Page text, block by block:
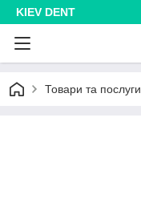
KIEV DENT
Товари та послуги